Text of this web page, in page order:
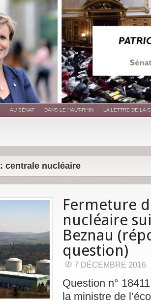
AU SÉNAT DANS LE HAUT-RHIN LA LETTRE DE LA
centrale nucléaire
Fermeture
nucléaire
Beznau
question)
7 DÉCEMBRE 2016
Question n°
la ministre de